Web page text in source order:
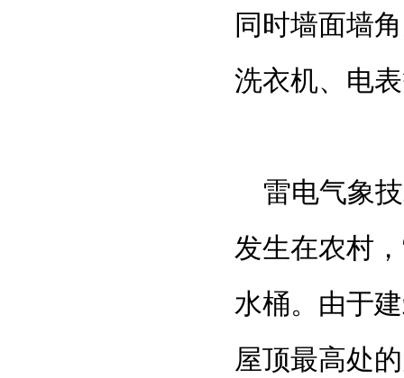
同时墙面墙
洗衣机、电
雷电气象技
发生在农村，
水桶。由于
屋顶最高处